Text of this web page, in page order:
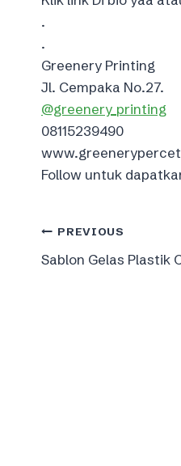
.
.
Greenery Printing⁣
Jl. Cempaka No.27.⁣
@greenery_printing
08115239490
Follow untuk
Post
navigation
PREVIOUS
Sablon Gelas Plastik